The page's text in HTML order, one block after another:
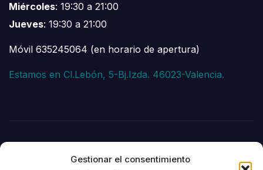
Gestionar el consentimiento
Miércoles: 19:30 a 21:00
Jueves: 19:30 a 21:00
Móvil 635245064 (en horario de apertura)
Estamos en Cl.Lebón, 5-Bj.Izda. 46023-Valencia.